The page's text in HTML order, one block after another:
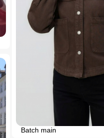
Batch main